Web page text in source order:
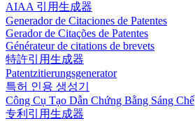
AIAA 引用生成器
Generador de Citaciones de Patentes
Gerador de Citações de Patentes
Générateur de citations de brevets
特許引用生成器
Patentzitierungsgenerator
특허 인용 생성기
Công Cụ Tạo Dẫn Chứng Bằng Sáng Chế
专利引用生成器